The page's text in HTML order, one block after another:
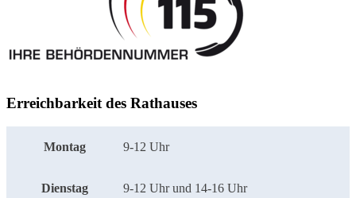
Erreichbarkeit des Rathauses
Montag 9-12 Uhr
Dienstag 9-12 Uhr und 14-16 Uhr